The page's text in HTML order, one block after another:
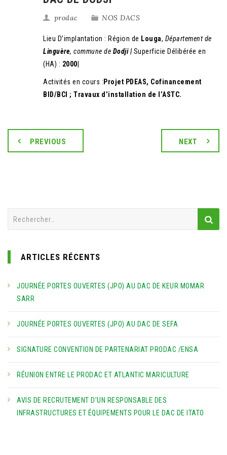
prodac NOS DACS
Lieu D’implantation : Région de Louga, Département de
Linguère, commune de Dodji |Superficie Délibérée en
(HA) : 2000|
Activités en cours : Projet PDEAS, Cofinancement
BID/BCI ; Travaux d’installation de l’ASTC.
PREVIOUS NEXT
ARTICLES RÉCENTS
JOURNÉE PORTES OUVERTES (JPO) AU DAC DE KEUR MOMAR
SARR
JOURNÉE PORTES OUVERTES (JPO) AU DAC DE SEFA
SIGNATURE CONVENTION DE PARTENARIAT PRODAC /ENSA
RÉUNION ENTRE LE PRODAC ET ATLANTIC MARICULTURE
AVIS DE RECRUTEMENT D’UN RESPONSABLE DES
INFRASTRUCTURES ET ÉQUIPEMENTS POUR LE DAC DE ITATO